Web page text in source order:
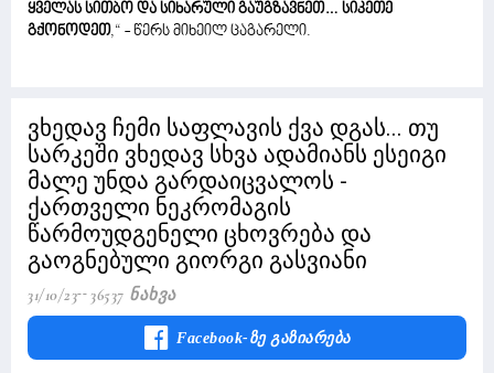
ყველას სითბო და სიხარული გაუგზავნეთ… სიკეთე
გქონოდეთ,“ - წერს მიხეილ ცაგარელი.
ვხედავ ჩემი საფლავის ქვა დგას... თუ
სარკეში ვხედავ სხვა ადამიანს ესეიგი
მალე უნდა გარდაიცვალოს -
ქართველი ნეკრომაგის
წარმოუდგენელი ცხოვრება და
გაოგნებული გიორგი გასვიანი
31/10/23 36537 Ნახვა
Facebook-Ზე Გაზიარება